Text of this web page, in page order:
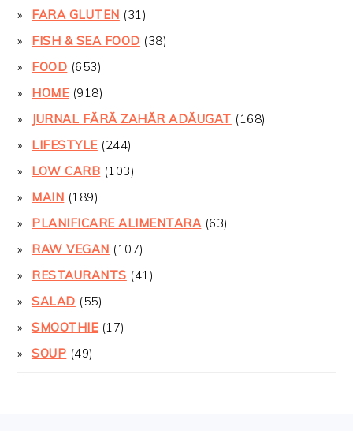
FARA GLUTEN (31)
FISH & SEA FOOD (38)
FOOD (653)
HOME(918)
JURNAL FĂRĂ ZAHĂR ADĂUGAT (168)
LIFESTYLE(244)
LOW CARB (103)
MAIN (189)
PLANIFICARE ALIMENTARA(63)
RAW VEGAN (107)
RESTAURANTS (41)
SALAD (55)
SMOOTHIE(17)
SOUP (49)